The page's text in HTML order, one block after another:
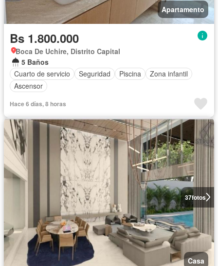
Apartamento
Bs 1.800.000
Boca De Uchire, Distrito Capital
5 Baños
Cuarto de servicio
Seguridad Piscina
Zona infantil
Ascensor
Hace 6 días, 8 horas
37fotos
Casa